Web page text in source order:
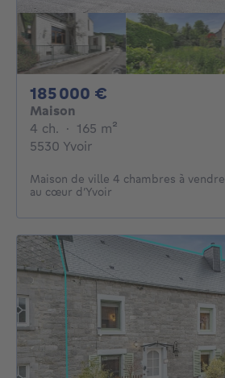
185 000 €
Maison
4 ch. 4 chambres
· 165 m²
5530 Yvoir
Maison de ville 4 chambres à vendre
au cœur d’Yvoir